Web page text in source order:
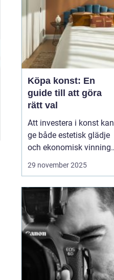
Köpa konst: En
guide till att göra
rätt val
Att investera i konst kan
ge både estetisk glädje
och ekonomisk vinning.
Köpa konst innebär att
förstå marknaden och
värdet av konstverket. I
denna artikel und...
29 november 2025